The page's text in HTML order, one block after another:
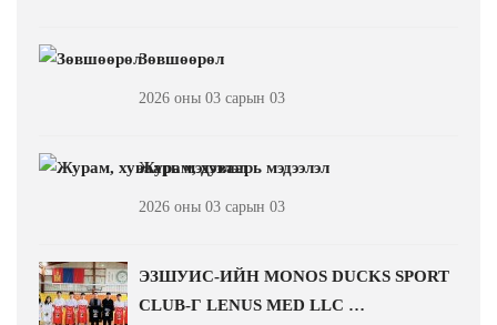
Зөвшөөрөл
2026 оны 03 сарын 03
Журам, хуваарь мэдээлэл
2026 оны 03 сарын 03
ЭЗШУИС-ИЙН MONOS DUCKS SPORT
CLUB-Г LENUS MED LLC …